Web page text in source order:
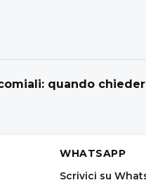
quando
WHATSAPP
Scrivici su